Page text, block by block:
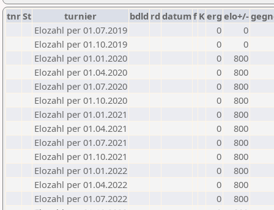
tnrSt turnier bdld rd datumf Kerg elo+/-
Elozahl per 01.07.2019
0
0
Elozahl per 01.10.2019
0
0
Elozahl per 01.01.2020
0
800
Elozahl per 01.04.2020
0
800
Elozahl per 01.07.2020
0
800
Elozahl per 01.10.2020
0
800
Elozahl per 01.01.2021
0
800
Elozahl per 01.04.2021
0
800
Elozahl per 01.07.2021
0
800
Elozahl per 01.10.2021
0
800
Elozahl per 01.01.2022
0
800
Elozahl per 01.04.2022
0
800
Elozahl per 01.07.2022
0
800